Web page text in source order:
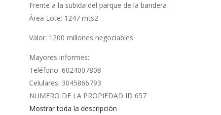
Frente a la subida del parque de la bandera
Área Lote: 1247 mts2
Valor: 1200 millones negociables
Mayores informes:
Teléfono: 6024007808
Celulares: 3045866793
NUMERO DE LA PROPIEDAD ID 657
Mostrar toda la descripción